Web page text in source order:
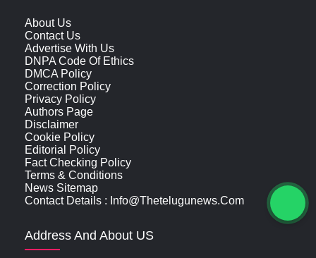
About Us
Contact Us
Advertise With Us
DNPA Code Of Ethics
DMCA Policy
Correction Policy
Privacy Policy
Authors Page
Disclaimer
Cookie Policy
Editorial Policy
Fact Checking Policy
Terms & Conditions
News Sitemap
Contact Details : Info@thetelugunews.com
Address And About US